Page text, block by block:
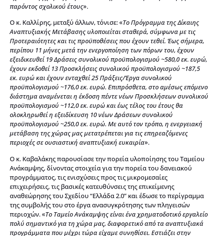
παρόντος σχολικού έτους».
Ο κ. Καλλίρης, μεταξύ άλλων, τόνισε: «Το Πρόγραμμα της Δίκαιης
Αναπτυξιακής Μετάβασης υλοποιείται σταθερά, σύμφωνα με τις
Προτεραιότητες και τις προϋποθέσεις που έχουν τεθεί. Έως σήμερα,
περίπου 11 μήνες μετά την ενεργοποίηση των πόρων του, έχουν
εξειδικευθεί 19 Δράσεις συνολικού προϋπολογισμού ~580,0 εκ. ευρώ,
έχουν εκδοθεί 13 Προσκλήσεις συνολικού προϋπολογισμού ~187,5
εκ. ευρώ και έχουν ενταχθεί 25 Πράξεις/Έργα συνολικού
προϋπολογισμού ~176,0 εκ. ευρώ. Επιπρόσθετα, στο αμέσως επόμενο
διάστημα αναμένεται η έκδοση πέντε νέων Προσκλήσεων συνολικού
προϋπολογισμού ~112,0 εκ. ευρώ και έως τέλος του έτους θα
ολοκληρωθεί η εξειδίκευση 10 νέων Δράσεων συνολικού
προϋπολογισμού ~250,0 εκ. ευρώ. Με αυτό τον τρόπο, η ενεργειακή
μετάβαση της χώρας μας μετατρέπεται για τις επηρεαζόμενες
περιοχές σε ουσιαστική αναπτυξιακή ευκαιρία».
Ο κ. Καβαλάκης παρουσίασε την πορεία υλοποίησης του Ταμείου
Ανάκαμψης, δίνοντας στοιχεία για την πορεία του δανειακού
προγράμματος, τις ενισχύσεις προς τις μικρομεσαίες
επιχειρήσεις, τις βασικές κατευθύνσεις της επικείμενης
αναθεώρησης του Σχεδίου “Ελλάδα 2.0” και έδωσε το περίγραμμα
της συμβολής του στο έργα ανασυγκρότησης των πληγεισών
περιοχών. «Το Ταμείο Ανάκαμψης είναι ένα χρηματοδοτικό εργαλείο
πολύ σημαντικό για τη χώρα μας, διαφορετικό από τα αναπτυξιακά
προγράμματα που μέχρι τώρα είχαμε συνηθίσει. Εστιάζει στην